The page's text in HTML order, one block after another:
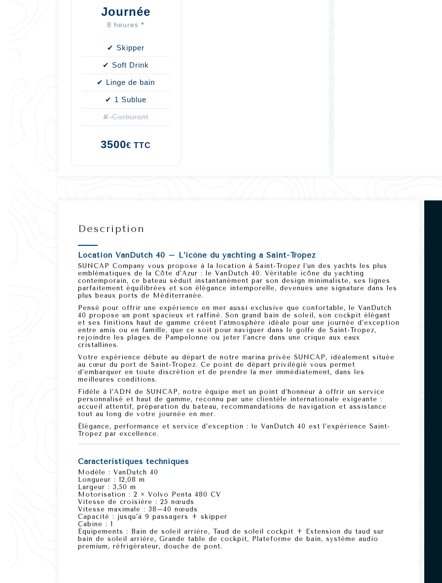
Journée
8 heures*
✔ Skipper
✔ Soft Drink
✔ Linge de bain
✔ 1 Sublue
✘ Carburant
3500€ TTC
Description
Location VanDutch 40 – L’icône du yachting à Saint-Tropez
SUNCAP Company vous propose à la location à Saint-Tropez l’un des yachts les plus
emblématiques de la Côte d’Azur : le VanDutch 40. Véritable icône du yachting
contemporain, ce bateau séduit instantanément par son design minimaliste, ses lignes
parfaitement équilibrées et son élégance intemporelle , devenues une signature dans les
plus beaux ports de Méditerranée.
Pensé pour offrir une expérience en mer aussi exclusive que confortable, le VanDutch
40 propose un pont spacieux et raffiné. Son grand bain de soleil, son cockpit élégant
et ses finitions haut de gamme créent l’atmosphère idéale pour une journée d’exception
entre amis ou en famille, que ce soit pour naviguer dans le golfe de Saint-Tropez,
rejoindre les plages de Pampelonne ou jeter l’ancre dans une crique aux eaux
cristallines.
Votre expérience débute au départ de notre marina privée SUNCAP, idéalement située
au cœur du port de Saint-Tropez. Ce point de départ privilégié vous permet
d’embarquer en toute discrétion et de prendre la mer immédiatement, dans les
meilleures conditions.
Fidèle à l’ADN de SUNCAP, notre équipe met un point d’honneur à offrir un service
personnalisé et haut de gamme , reconnu par une clientèle internationale exigeante :
accueil attentif, préparation du bateau, recommandations de navigation et assistance
tout au long de votre journée en mer.
Élégance, performance et service d’exception : le VanDutch 40 est l’expérience Saint-
Tropez par excellence.
Caractéristiques techniques
Modèle : VanDutch 40
Longueur : 12,08 m
Largeur : 3,50 m
Motorisation : 2 × Volvo Penta 480 CV
Vitesse de croisière : 25 nœuds
Vitesse maximale : 38–40 nœuds
Capacité : jusqu’à 9 passagers + skipper
Cabine : 1
Équipements :
Bain de soleil arrière, Taud de soleil cockpit + Extension du taud sur
bain de soleil arrière, Grande table de cockpit, Plateforme de bain, système audio
premium, réfrigérateur, douche de pont.